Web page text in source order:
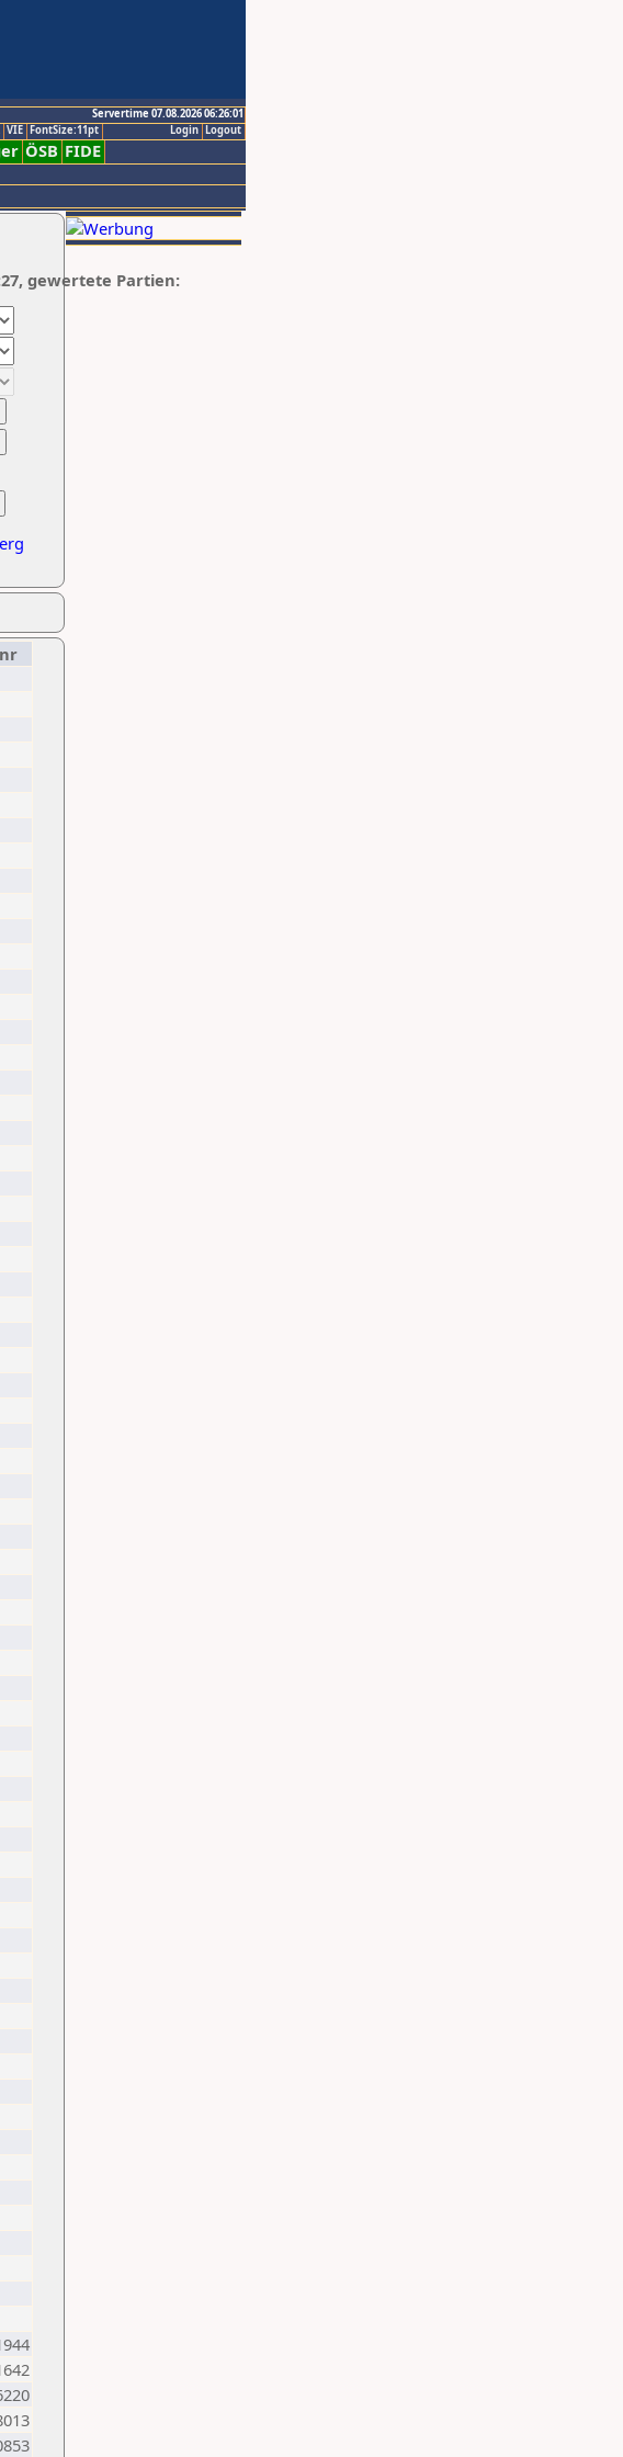
Servertime 07.08.2026 06:26:01
Logout
Login
VIE FontSize:11pt
ÖSB FIDE
gewertete Partien: